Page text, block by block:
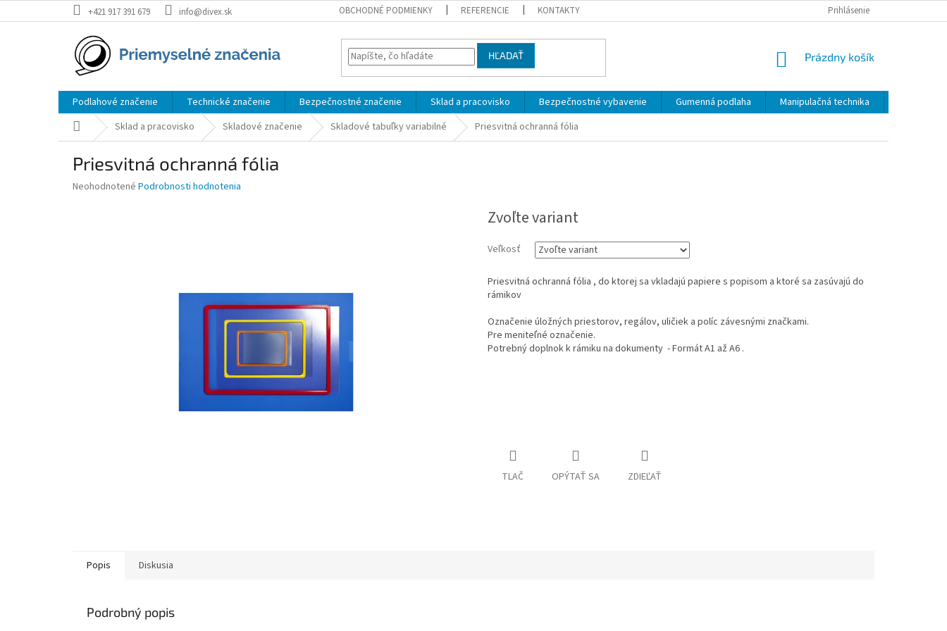
na
+421 917 391 679 info@divex.sk OBCHODNÉ PODMIENKY REFERENCIE KONTAKTY Prihlásenie
HĽADAŤ
NÁKUPNÝ
Prázdny košík
Podlahové značenie Technické značenie Bezpečnostné značenie Sklad a pracovisko Bezpečnostné vybavenie Gumenná podlaha Manipulačná technika
DomovSklad a pracovisko Skladové značenie Skladové tabuľky variabilné Priesvitná ochranná fólia
Priesvitná ochranná fólia
Priemerné
Neohodnotené Podrobnosti hodnotenia
Zvoľte variant
Veľkosť
Priesvitná ochranná fólia , do ktorej sa vkladajú papiere s popisom a ktoré sa zasúvajú do
rámikov
Označenie úložných priestorov, regálov, uličiek a políc závesnými značkami.
Pre meniteľné označenie.
Potrebný doplnok k rámiku na dokumenty - Formát A1 až A6 .
TLAČ OPÝTAŤ SA ZDIEĽAŤ
Popis Diskusia
Podrobný popis